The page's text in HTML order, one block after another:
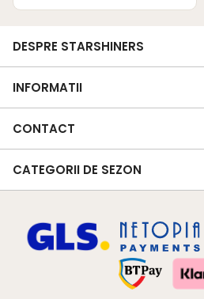
DESPRE STARSHINERS
INFORMATII
CONTACT
CATEGORII DE SEZON